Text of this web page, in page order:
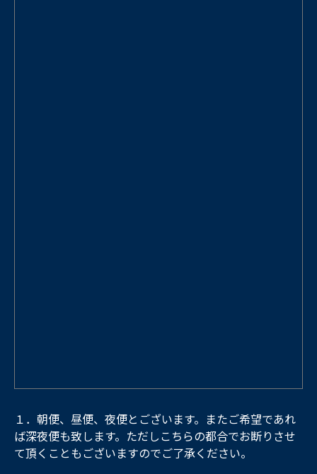
１．朝便、昼便、夜便とございます。またご希望であれ
ば深夜便も致します。ただしこちらの都合でお断りさせ
て頂くこともございますのでご了承ください。